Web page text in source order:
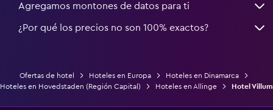
Agregamos montones de datos para ti
¿Por qué los precios no son 100% exactos?
Ofertas de hotel Hoteles en Europa
Hoteles en Dinamarca
Hoteles en Hovedstaden (Región Capital)
Hoteles en Allinge Hotel Villum